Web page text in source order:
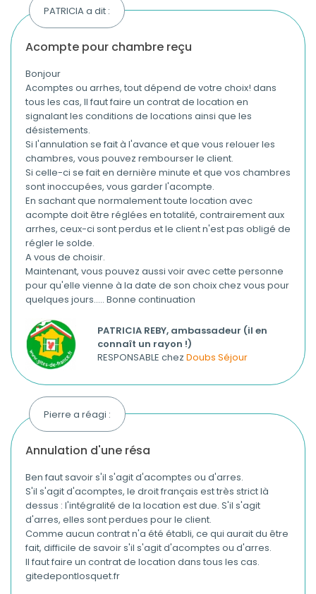
PATRICIA a dit :
acompte pour chambre reçu
Bonjour
Acomptes ou arrhes, tout dépend de votre choix! dans
tous les cas, Il faut faire un contrat de location en
signalant les conditions de locations ainsi que les
désistements.
Si l'annulation se fait à l'avance et que vous relouer les
chambres, vous pouvez rembourser le client.
Si celle-ci se fait en dernière minute et que vos chambres
sont inoccupées, vous garder l'acompte.
En sachant que normalement toute location avec
acompte doit être réglées en totalité, contrairement aux
arrhes, ceux-ci sont perdus et le client n'est pas obligé de
régler le solde.
A vous de choisir.
Maintenant, vous pouvez aussi voir avec cette personne
pour qu'elle vienne à la date de son choix chez vous pour
quelques jours..... Bonne continuation
PATRICIA REBY, ambassadeur (il en
connaît un rayon !)
RESPONSABLE chez Doubs Séjour
Pierre a réagi :
annulation d'une résa
Ben faut savoir s'il s'agit d'acomptes ou d'arres.
S'il s'agit d'acomptes, le droit français est très strict là
dessus : l'intégralité de la location est due. S'il s'agit
d'arres, elles sont perdues pour le client.
Comme aucun contrat n'a été établi, ce qui aurait du être
fait, difficile de savoir s'il s'agit d'acomptes ou d'arres.
Il faut faire un contrat de location dans tous les cas.
gitedepontlosquet.fr